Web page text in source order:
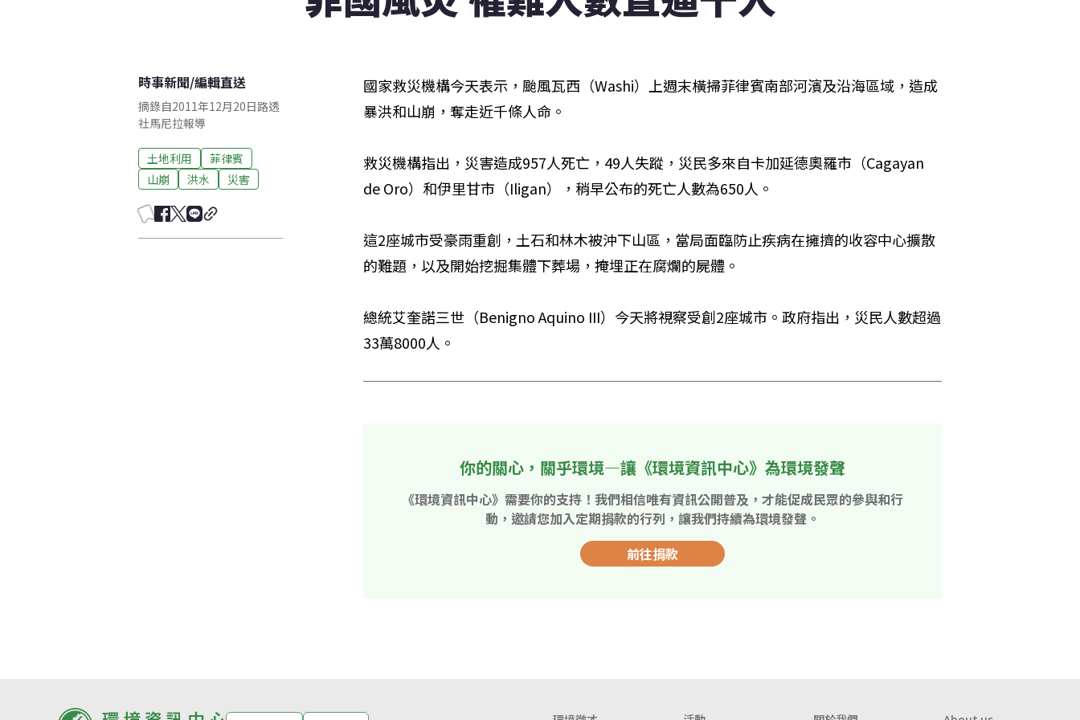
時事新聞/編輯直送
摘錄自2011年12月20日路透
社馬尼拉報導
土地利用
菲律賓
山崩
洪水 災害
國家救災機構今天表示，颱風瓦西（Washi）上週末橫掃菲律賓南部河濱及沿海區域，造成
暴洪和山崩，奪走近千條人命。
救災機構指出，災害造成957人死亡，49人失蹤，災民多來自卡加延德奧羅市（Cagayan
de Oro）和伊里甘市（Iligan），稍早公布的死亡人數為650人。
這2座城市受豪雨重創，土石和林木被沖下山區，當局面臨防止疾病在擁擠的收容中心擴散
的難題，以及開始挖掘集體下葬場，掩埋正在腐爛的屍體。
總統艾奎諾三世（Benigno Aquino III）今天將視察受創2座城市。政府指出，災民人數超過
33萬8000人。
你的關心，關乎環境—讓《環境資訊中心》為環境發聲
《環境資訊中心》需要你的支持！我們相信唯有資訊公開普及，才能促成民眾的參與和行
動，邀請您加入定期捐款的行列，讓我們持續為環境發聲。
前往捐款